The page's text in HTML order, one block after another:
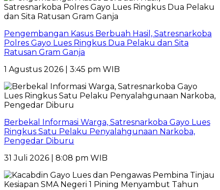
Pengembangan Kasus Berbuah Hasil, Satresnarkoba
Polres Gayo Lues Ringkus Dua Pelaku dan Sita
Ratusan Gram Ganja
1 Agustus 2026 | 3:45 pm WIB
Berbekal Informasi Warga, Satresnarkoba Gayo Lues
Ringkus Satu Pelaku Penyalahgunaan Narkoba,
Pengedar Diburu
31 Juli 2026 | 8:08 pm WIB